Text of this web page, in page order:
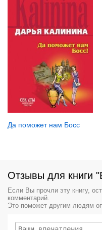
Да поможет нам Босс
Отзывы для книги
Если Вы прочли эту книгу,
комментарий.
Это поможет другим людям